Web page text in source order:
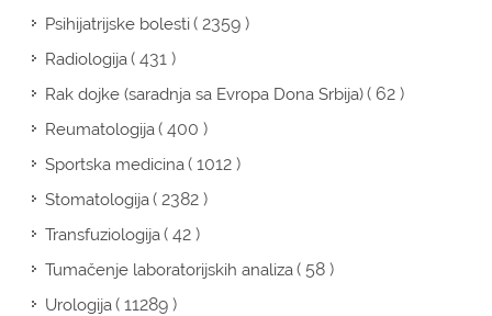
Psihijatrijske bolesti( 2359 )
Radiologija( 431 )
Rak dojke (saradnja sa Evropa Dona Srbija)( 62 )
Reumatologija( 400 )
Sportska medicina( 1012 )
Stomatologija( 2382 )
Transfuziologija( 42 )
Tumačenje laboratorijskih analiza( 58 )
Urologija( 11289 )